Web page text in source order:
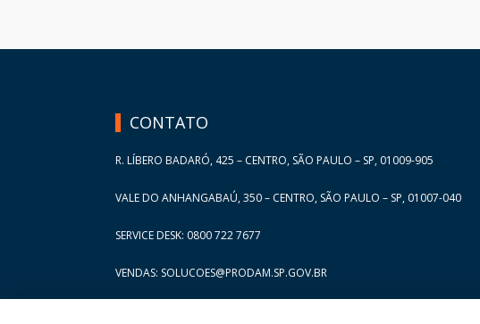
CONTATO
R. LÍBERO BADARÓ, 425 – CENTRO, SÃO PAULO – SP, 01009-905
VALE DO ANHANGABAÚ, 350 – CENTRO, SÃO PAULO – SP, 01007-040
SERVICE DESK: 0800 722 7677
VENDAS: SOLUCOES@PRODAM.SP.GOV.BR